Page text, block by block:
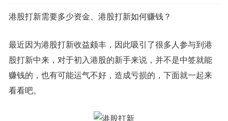
港股打新需要多少资金、港股打新如何赚钱？
最近因为港股打新收益颇丰，因此吸引了很多人参与到港
股打新中来，对于初入港股的新手来说，并不是中签就能
赚钱的，也有可能运气不好，造成亏损的，下面就一起来
看看吧。